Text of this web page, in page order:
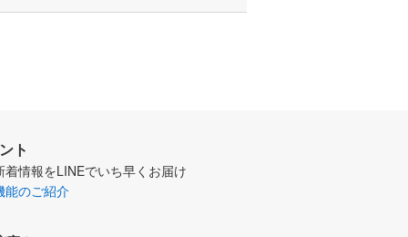
ト
着情報をLINEでいち早くお届け
能のご紹介